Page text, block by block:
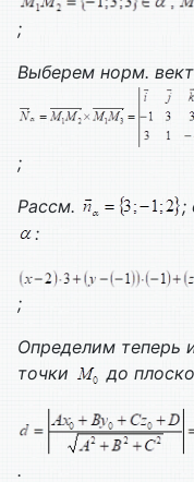
;
Выберем норм.
;
Рассм.
;
:
;
Определим теперь
точки
до
.